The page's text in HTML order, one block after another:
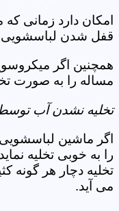
امکان دارد زمانی
قفل شدن لباسشویی
همچنین اگر
مساله را به صورت
تخلیه نشدن آب
اگر ماشین
را به خوبی تخلیه
تخلیه دچار هر گونه
می آید.